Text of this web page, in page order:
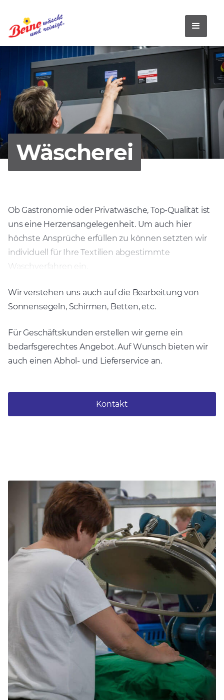
Wäscherei
Ob Gastronomie oder Privatwäsche, Top-Qualität ist
uns eine Herzensangelegenheit. Um auch hier
höchste Ansprüche erfüllen zu können setzten wir
individuell für Ihre Textilien abgestimmte
Waschverfahren ein.
Wir verstehen uns auch auf die Bearbeitung von
Sonnensegeln, Schirmen, Betten, etc.
Für Geschäftskunden erstellen wir gerne ein
bedarfsgerechtes Angebot. Auf Wunsch bieten wir
auch einen Abhol- und Lieferservice an.
Kontakt